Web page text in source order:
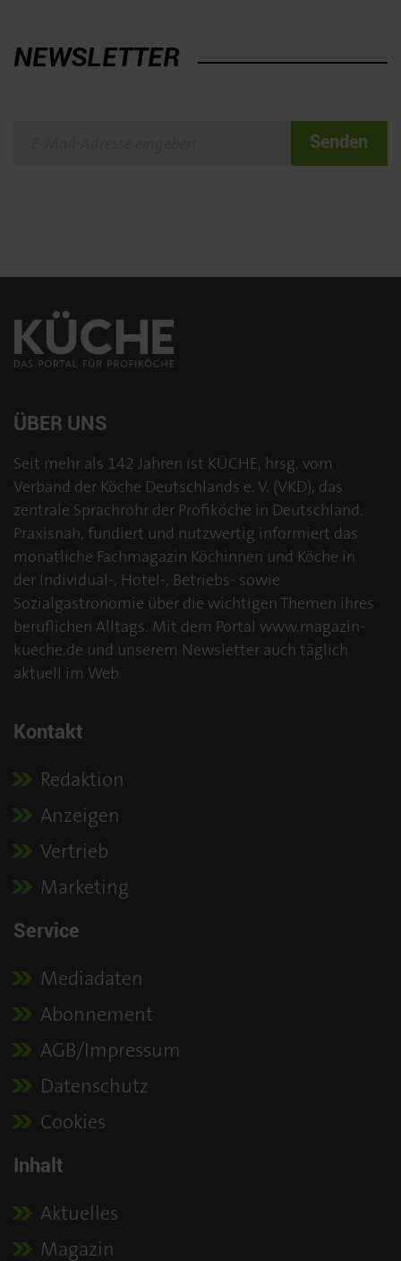
NEWSLETTER
Senden
ÜBER UNS
Seit mehr als 142 Jahren ist KÜCHE, hrsg. vom
Verband der Köche Deutschlands e. V. (VKD), das
zentrale Sprachrohr der Profiköche in Deutschland.
Praxisnah, fundiert und nutzwertig informiert das
monatliche Fachmagazin Köchinnen und Köche in
der Individual-, Hotel-, Betriebs- sowie
Sozialgastronomie über die wichtigen Themen ihres
beruflichen Alltags. Mit dem Portal www.magazin-
kueche.de und unserem Newsletter auch täglich
aktuell im Web.
Kontakt
Redaktion
Anzeigen
Vertrieb
Marketing
Service
Mediadaten
Abonnement
AGB/Impressum
Datenschutz
Cookies
Inhalt
Aktuelles
Magazin